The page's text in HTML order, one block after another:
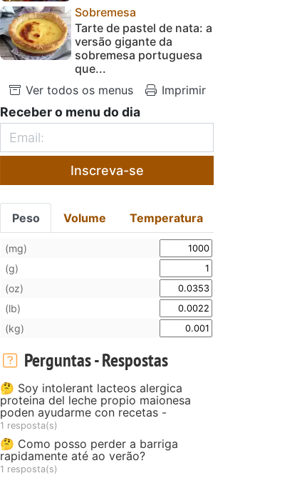
Sobremesa
Tarte de pastel de nata: a
versão gigante da
sobremesa portuguesa
que...
Ver todos os menus
Imprimir
Receber o menu do dia
Inscreva-se
Peso Volume Temperatura
(mg)
(g)
(oz)
(lb)
(kg)
Perguntas - Respostas
🤔 Soy intolerant lacteos alergica
proteina del leche propio maionesa
poden ayudarme con recetas -
1 resposta(s)
🤔 Como posso perder a barriga
rapidamente até ao verão?
1 resposta(s)